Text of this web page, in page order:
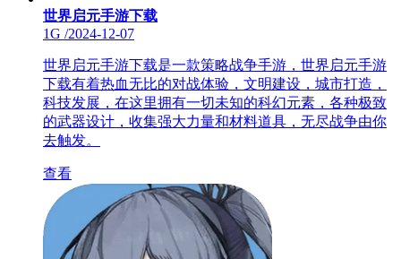
世界启元手游下载
1G /2024-12-07
世界启元手游下载是一款策略战争手游，世界启元手游
下载有着热血无比的对战体验，文明建设，城市打造，
科技发展，在这里拥有一切未知的科幻元素，各种极致
的武器设计，收集强大力量和材料道具，无尽战争由你
去触发。
查看